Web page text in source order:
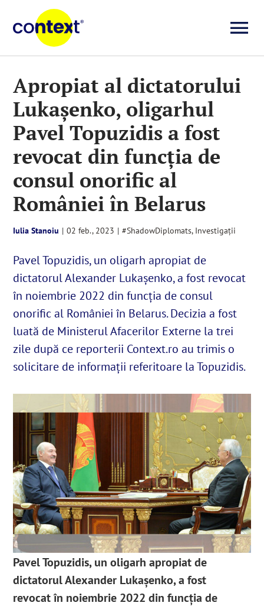
content
Știri
Seriale
Despre noi
English
Cautare...
Apropiat al dictatorului
Lukașenko, oligarhul
Pavel Topuzidis a fost
revocat din funcția de
consul onorific al
României în Belarus
Iulia Stanoiu | 02 feb., 2023 | #ShadowDiplomats, Investigații
Pavel Topuzidis, un oligarh apropiat de
dictatorul Alexander Lukașenko, a fost revocat
în noiembrie 2022 din funcția de consul
onorific al României în Belarus. Decizia a fost
luată de Ministerul Afacerilor Externe la trei
zile după ce reporterii Context.ro au trimis o
solicitare de informații referitoare la Topuzidis.
Pavel Topuzidis, un oligarh apropiat de
dictatorul Alexander Lukașenko, a fost
revocat în noiembrie 2022 din funcția de